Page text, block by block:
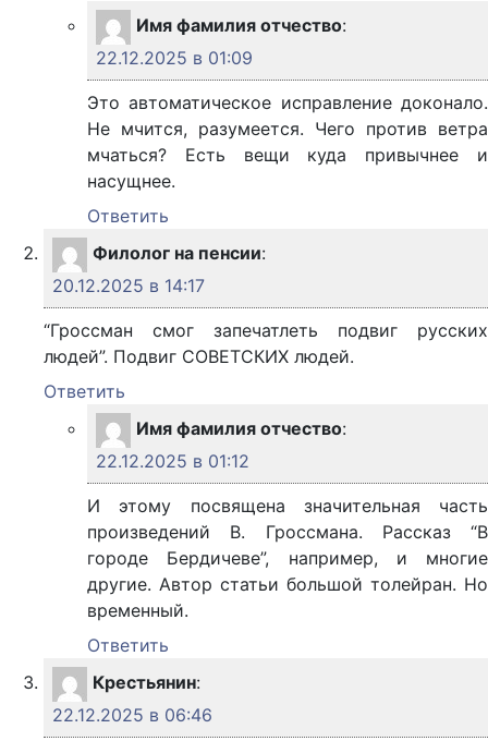
Имя фамилия отчество:
22.12.2025 в 01:09
Это автоматическое исправление доконало.
Не мчится, разумеется. Чего против ветра
мчаться? Есть вещи куда привычнее и
насущнее.
Ответить
Филолог на пенсии:
20.12.2025 в 14:17
“Гроссман смог запечатлеть подвиг русских
людей”. Подвиг СОВЕТСКИХ людей.
Ответить
Имя фамилия отчество:
22.12.2025 в 01:12
И этому посвящена значительная часть
произведений В. Гроссмана. Рассказ “В
городе Бердичеве”, например, и многие
другие. Автор статьи большой толейран. Но
временный.
Ответить
Крестьянин:
22.12.2025 в 06:46